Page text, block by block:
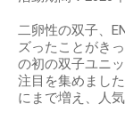
二卵性の双子、
ズったことがき
の初の双子ユニ
注目を集めまし
にまで増え、人